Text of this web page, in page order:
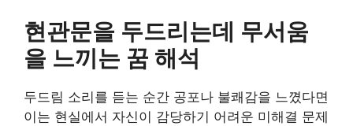
현관문을 두드리는데 무서움
을 느끼는 꿈 해석
두드림 소리를 듣는 순간 공포나 불쾌감을 느꼈다면
이는 현실에서 자신이 감당하기 어려운 미해결 문제